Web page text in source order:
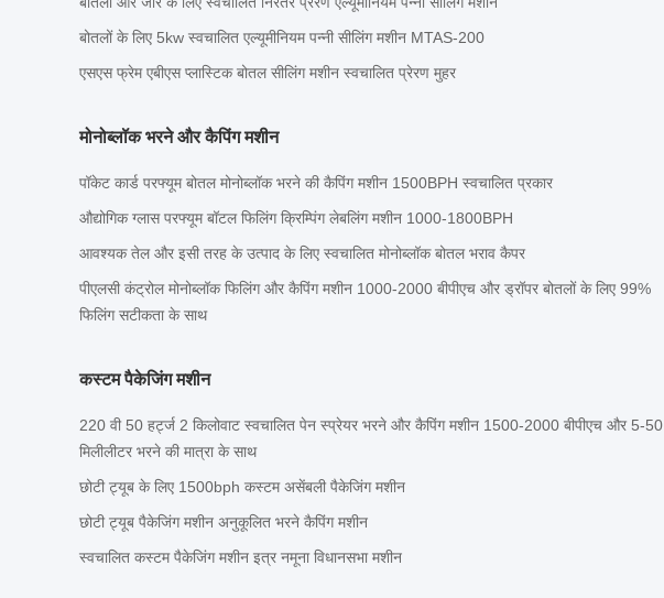
बोतलों के लिए 5kw स्वचालित एल्यूमीनियम पन्नी सीलिंग मशीन MTAS-200
एसएस फ्रेम एबीएस प्लास्टिक बोतल सीलिंग मशीन स्वचालित प्रेरण मुहर
मोनोब्लॉक भरने और कैपिंग मशीन
पॉकेट कार्ड परफ्यूम बोतल मोनोब्लॉक भरने की कैपिंग मशीन 1500BPH स्वचालित प्रकार
औद्योगिक ग्लास परफ्यूम बॉटल फिलिंग क्रिम्पिंग लेबलिंग मशीन 1000-1800BPH
आवश्यक तेल और इसी तरह के उत्पाद के लिए स्वचालित मोनोब्लॉक बोतल भराव कैपर
पीएलसी कंट्रोल मोनोब्लॉक फिलिंग और कैपिंग मशीन 1000-2000 बीपीएच और ड्रॉपर बोतलों के लिए 99%
फिलिंग सटीकता के साथ
कस्टम पैकेजिंग मशीन
220 वी 50 हर्ट्ज 2 किलोवाट स्वचालित पेन स्प्रेयर भरने और कैपिंग मशीन 1500-2000 बीपीएच और 5-50
मिलीलीटर भरने की मात्रा के साथ
छोटी ट्यूब के लिए 1500bph कस्टम असेंबली पैकेजिंग मशीन
छोटी ट्यूब पैकेजिंग मशीन अनुकूलित भरने कैपिंग मशीन
स्वचालित कस्टम पैकेजिंग मशीन इत्र नमूना विधानसभा मशीन